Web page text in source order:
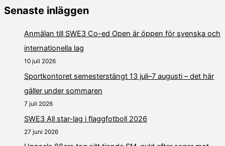
Senaste inläggen
Anmälan till SWE3 Co-ed Open är öppen för svenska och
internationella lag
10 juli 2026
Sportkontoret semesterstängt 13 juli–7 augusti – det här
gäller under sommaren
7 juli 2026
SWE3 All star-lag i flaggfotboll 2026
27 juni 2026